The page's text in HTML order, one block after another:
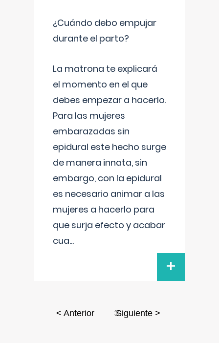
¿Cuándo debo empujar
durante el parto?
La matrona te explicará
el momento en el que
debes empezar a hacerlo.
Para las mujeres
embarazadas sin
epidural este hecho surge
de manera innata, sin
embargo, con la epidural
es necesario animar a las
mujeres a hacerlo para
que surja efecto y acabar
cua...
+
< Anterior 3Siguiente >